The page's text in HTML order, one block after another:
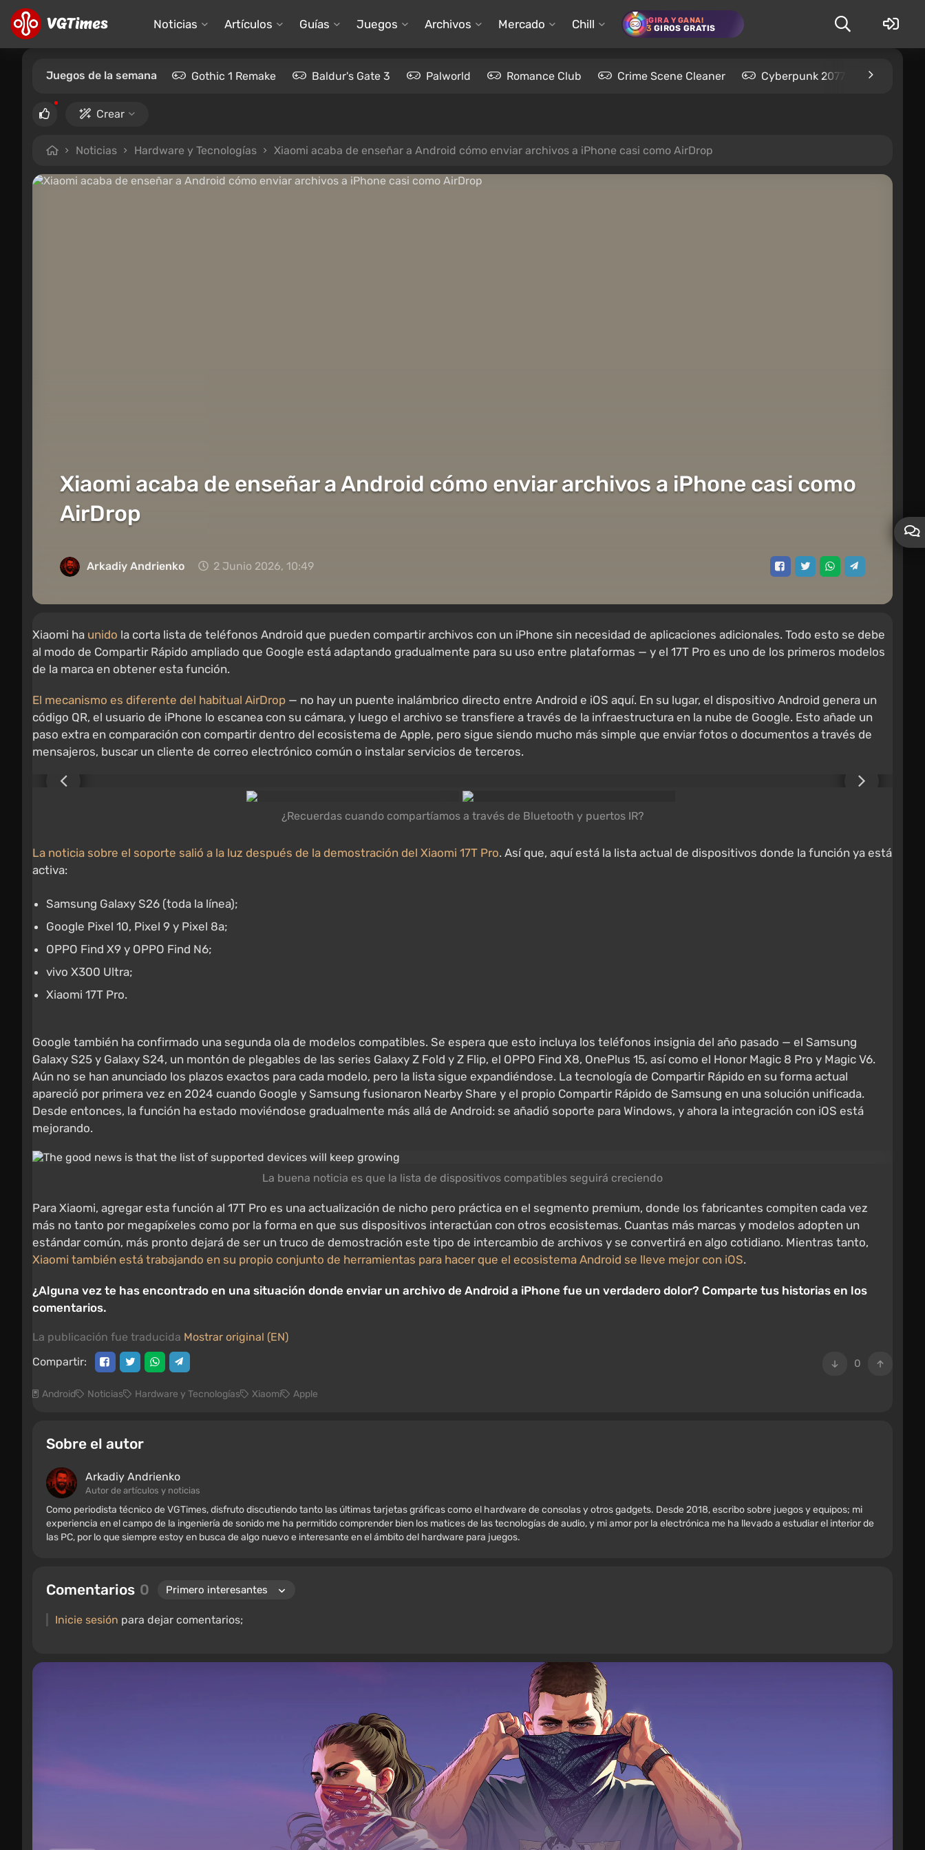
Noticias Artículos Guías Juegos Archivos Mercado Chill ¡GIRA Y GANA!
3 GIROS GRATIS
Juegos de la semana Gothic 1 Remake Baldur's Gate 3 Palworld Romance Club Crime Scene Cleaner Cyberpunk 2077
Crear
Noticias Hardware y Tecnologías Xiaomi acaba de enseñar a Android cómo enviar archivos a iPhone casi como AirDrop
Xiaomi acaba de enseñar a Android cómo enviar archivos a iPhone casi como
AirDrop
Arkadiy Andrienko 2 Junio 2026, 10:49
Xiaomi ha unido la corta lista de teléfonos Android que pueden compartir archivos con un iPhone sin necesidad de aplicaciones adicionales. Todo esto se debe
al modo de Compartir Rápido ampliado que Google está adaptando gradualmente para su uso entre plataformas — y el 17T Pro es uno de los primeros modelos
de la marca en obtener esta función.
El mecanismo es diferente del habitual AirDrop — no hay un puente inalámbrico directo entre Android e iOS aquí. En su lugar, el dispositivo Android genera un
código QR, el usuario de iPhone lo escanea con su cámara, y luego el archivo se transfiere a través de la infraestructura en la nube de Google. Esto añade un
paso extra en comparación con compartir dentro del ecosistema de Apple, pero sigue siendo mucho más simple que enviar fotos o documentos a través de
mensajeros, buscar un cliente de correo electrónico común o instalar servicios de terceros.
¿Recuerdas cuando compartíamos a través de Bluetooth y puertos IR?
La noticia sobre el soporte salió a la luz después de la demostración del Xiaomi 17T Pro. Así que, aquí está la lista actual de dispositivos donde la función ya está
activa:
Samsung Galaxy S26 (toda la línea);
Google Pixel 10, Pixel 9 y Pixel 8a;
OPPO Find X9 y OPPO Find N6;
vivo X300 Ultra;
Xiaomi 17T Pro.
Google también ha confirmado una segunda ola de modelos compatibles. Se espera que esto incluya los teléfonos insignia del año pasado — el Samsung
Galaxy S25 y Galaxy S24, un montón de plegables de las series Galaxy Z Fold y Z Flip, el OPPO Find X8, OnePlus 15, así como el Honor Magic 8 Pro y Magic V6.
Aún no se han anunciado los plazos exactos para cada modelo, pero la lista sigue expandiéndose. La tecnología de Compartir Rápido en su forma actual
apareció por primera vez en 2024 cuando Google y Samsung fusionaron Nearby Share y el propio Compartir Rápido de Samsung en una solución unificada.
Desde entonces, la función ha estado moviéndose gradualmente más allá de Android: se añadió soporte para Windows, y ahora la integración con iOS está
mejorando.
La buena noticia es que la lista de dispositivos compatibles seguirá creciendo
Para Xiaomi, agregar esta función al 17T Pro es una actualización de nicho pero práctica en el segmento premium, donde los fabricantes compiten cada vez
más no tanto por megapíxeles como por la forma en que sus dispositivos interactúan con otros ecosistemas. Cuantas más marcas y modelos adopten un
estándar común, más pronto dejará de ser un truco de demostración este tipo de intercambio de archivos y se convertirá en algo cotidiano. Mientras tanto,
Xiaomi también está trabajando en su propio conjunto de herramientas para hacer que el ecosistema Android se lleve mejor con iOS.
¿Alguna vez te has encontrado en una situación donde enviar un archivo de Android a iPhone fue un verdadero dolor? Comparte tus historias en los
comentarios.
La publicación fue traducida Mostrar original (EN)
0
Compartir:
Android Noticias Hardware y Tecnologías Xiaomi Apple
Sobre el autor
Arkadiy Andrienko
Autor de artículos y noticias
Como periodista técnico de VGTimes, disfruto discutiendo tanto las últimas tarjetas gráficas como el hardware de consolas y otros gadgets. Desde 2018, escribo sobre juegos y equipos; mi
experiencia en el campo de la ingeniería de sonido me ha permitido comprender bien los matices de las tecnologías de audio, y mi amor por la electrónica me ha llevado a estudiar el interior de
las PC, por lo que siempre estoy en busca de algo nuevo e interesante en el ámbito del hardware para juegos.
Comentarios 0
Inicie sesión para dejar comentarios;